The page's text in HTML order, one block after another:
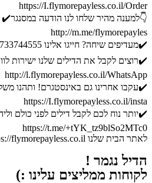
https://I.flymorepayless.co.il/Order
👇למענה מהיר שלחו לנו הודעה במסנגר✔️
http://m.me/flymorepayles
✔️מעדיפים שיחה? חייגו אלינו 0733744555👇
✔️רוצים לקבל את הדילים שלנו ישירות
http://l.flymorepayless.co.il/WhatsApp
✔️עקבו אחרינו גם באינסטגרם! ותהנו
https://I.flymorepayless.co.il/insta
✔️יותר נוח לכם לקבל דילים לפני כולם
https://t.me/+tYK_tz9blSo2MTc0
לאתר הבית שלנו https://flymorepayless.co.il/
הדיל נגמר !
לקוחות ממליצים עלינו :)